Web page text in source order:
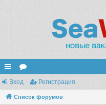
с
ы
ор
ум
Вход Регистрация
Список форумов